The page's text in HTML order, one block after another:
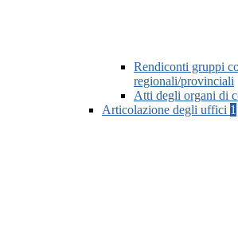
Rendiconti gruppi
regionali/provinciali
Atti degli organi di
Articolazione degli uffici 1